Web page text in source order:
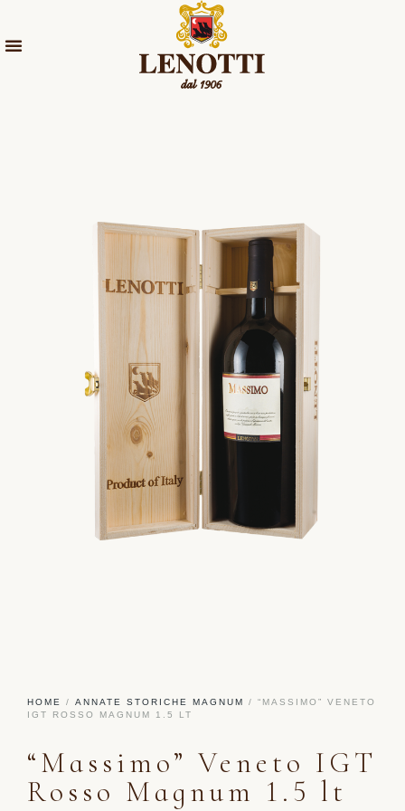
HOME / ANNATE STORICHE MAGNUM
/ “MASSIMO” VENETO
IGT ROSSO MAGNUM 1.5 LT
“Massimo” Veneto IGT
Rosso Magnum 1.5 lt